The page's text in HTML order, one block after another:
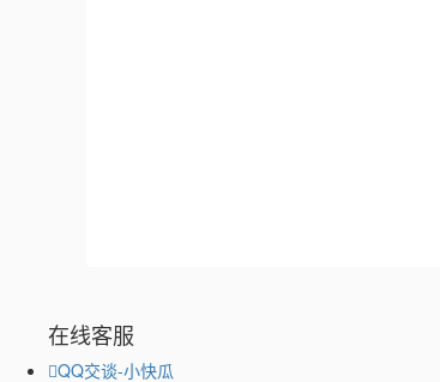
在线客服
QQ交谈-小快瓜